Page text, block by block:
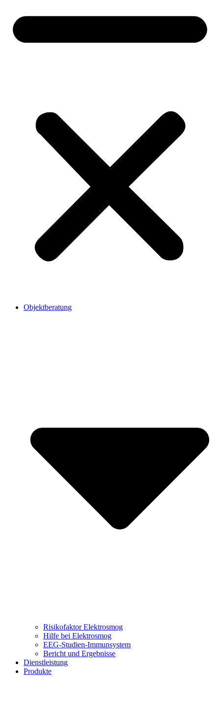
Objektberatung
Risikofaktor Elektrosmog
Hilfe bei Elektrosmog
EEG-Studien-Immunsystem
Bericht und Ergebnisse
Dienstleistung
Produkte